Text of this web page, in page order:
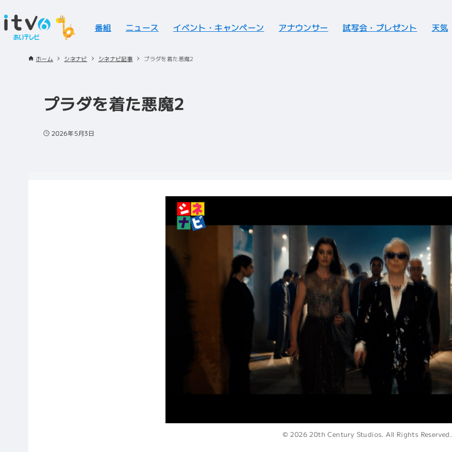
番組 ニュース イベント・キャンペーン アナウンサー 試写会・プレゼント 天気
ホーム シネナビ シネナビ記事 プラダを着た悪魔2
プラダを着た悪魔2
2026年5月3日
© 2026 20th Century Studios. All Rights Reserved.